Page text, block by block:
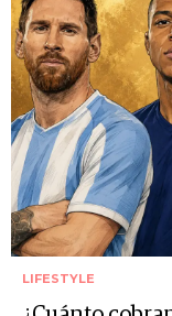
LIFESTYLE